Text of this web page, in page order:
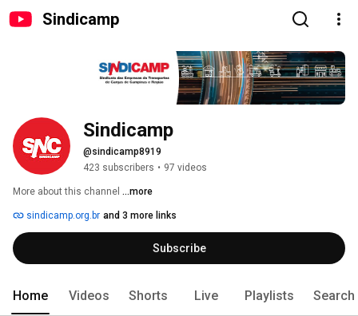
Sindicamp
Sindicamp
@sindicamp8919
423 subscribers • 97 videos
More about this channel ...more
sindicamp.org.br and 3 more links
Subscribe
Home Videos Shorts Live Playlists Search